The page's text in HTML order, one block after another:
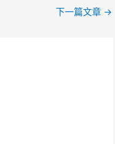
下一篇文章 →